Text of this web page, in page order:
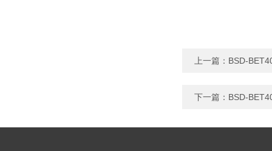
上一篇： BSD-
下一篇： BSD-